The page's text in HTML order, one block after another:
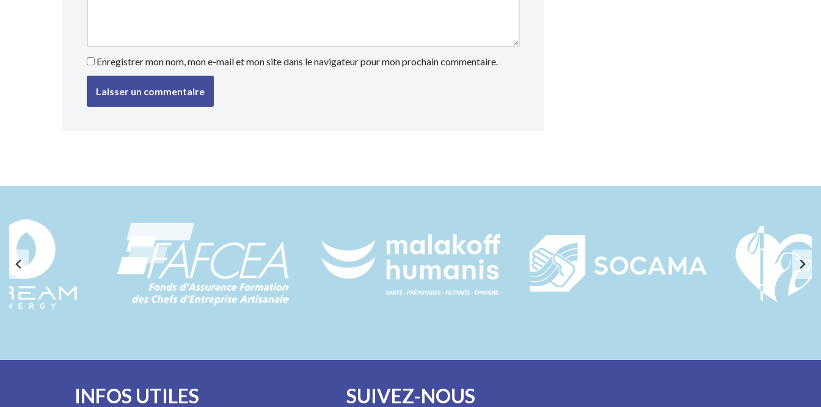
Enregistrer mon nom, mon e-mail et mon site dans le navigateur pour mon prochain commentaire.
INFOS UTILES SUIVEZ-NOUS